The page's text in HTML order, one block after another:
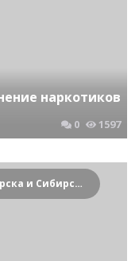
наркотиков
0 1597
Криминальные новости Новосибирска и Сибирского региона